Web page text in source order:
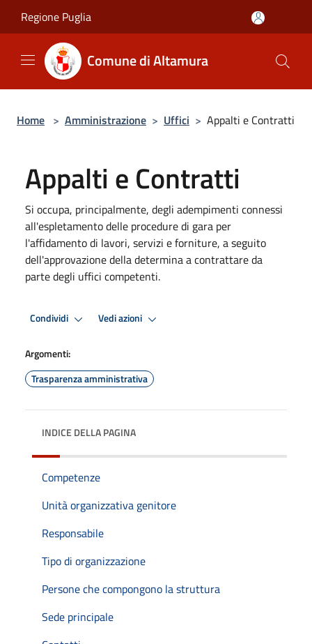
Regione Puglia
Comune di Altamura
Home > Amministrazione > Uffici > Appalti e Contratti
Appalti e Contratti
Si occupa, principalmente, degli adempimenti connessi
all'espletamento delle procedure di gara per
l'affidamento di lavori, servizi e forniture, a seguito
dell'approvazione della determina a contrattare da
parte degli uffici competenti.
Condividi Vedi azioni
Argomenti:
Trasparenza amministrativa
INDICE DELLA PAGINA
Competenze
Unità organizzativa genitore
Responsabile
Tipo di organizzazione
Persone che compongono la struttura
Sede principale